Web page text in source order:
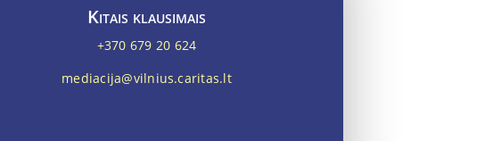
Kitais klausimais
+370 679 20 624
mediacija@vilnius.caritas.lt